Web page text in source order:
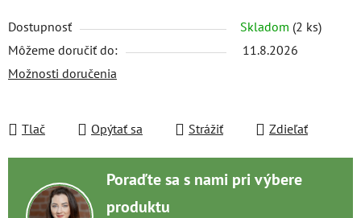
Dostupnosť Skladom (2 ks)
Môžeme doručiť do:
11.8.2026
Možnosti doručenia
Tlač Opýtať sa Strážiť Zdieľať
Poraďte sa s nami pri výbere
produktu